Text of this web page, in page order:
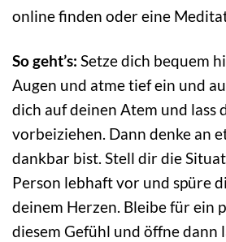
online finden oder eine
So geht’s: Setze dich bequem
Augen und atme tief ein und
dich auf deinen Atem und lass
vorbeiziehen. Dann denke an
dankbar bist. Stell dir die
Person lebhaft vor und spüre
deinem Herzen. Bleibe für ein
diesem Gefühl und öffne dann